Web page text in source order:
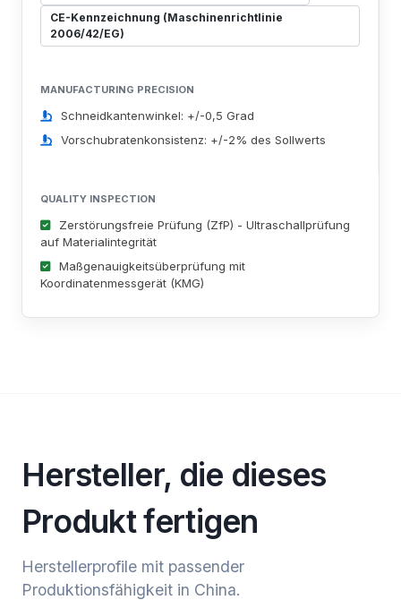
CE-Kennzeichnung (Maschinenrichtlinie
2006/42/EG)
MANUFACTURING PRECISION
Schneidkantenwinkel: +/-0,5 Grad
Vorschubratenkonsistenz: +/-2% des Sollwerts
QUALITY INSPECTION
Zerstörungsfreie Prüfung (ZfP) - Ultraschallprüfung
auf Materialintegrität
Maßgenauigkeitsüberprüfung mit
Koordinatenmessgerät (KMG)
Hersteller, die dieses
Produkt fertigen
Herstellerprofile mit passender
Produktionsfähigkeit in China.